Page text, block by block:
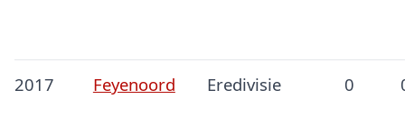
2017 Feyenoord Eredivisie 0